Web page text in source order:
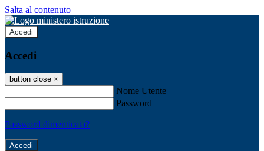
Salta al contenuto
Accedi
Accedi
button close ×
Nome Utente
Password
Password dimenticata?